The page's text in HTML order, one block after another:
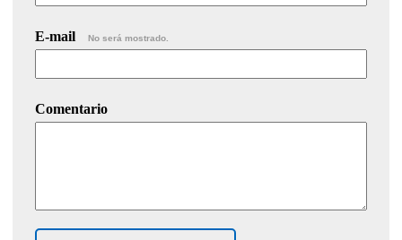
E-mail No será mostrado.
Comentario